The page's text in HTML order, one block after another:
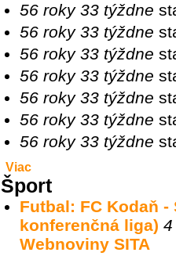
56 roky 33 týždne
56 roky 33 týždne
56 roky 33 týždne
56 roky 33 týždne
56 roky 33 týždne
56 roky 33 týždne
56 roky 33 týždne
Viac
Šport
Futbal: FC Kodaň
konferenčná liga) 4
Webnoviny SITA